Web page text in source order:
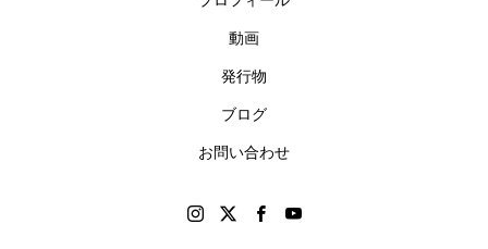
動画
発行物
ブログ
お問い合わせ